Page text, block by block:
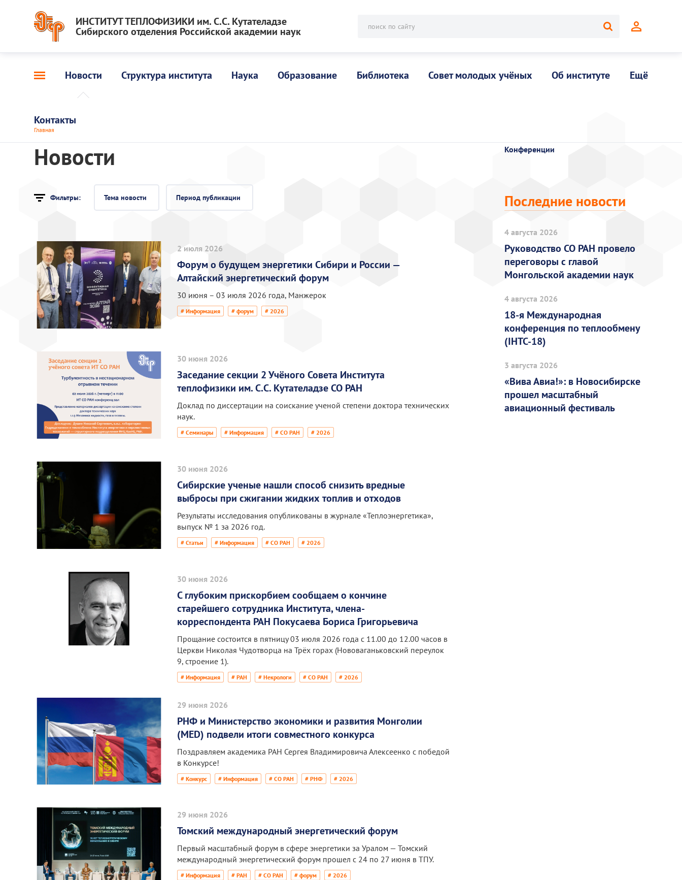
ИНСТИТУТ ТЕПЛОФИЗИКИ им. С.С. Кутателадзе
Сибирского отделения Российской академии наук поиск по сайту
Новости Структура института Наука Образование Библиотека Совет молодых учёных Об институте Ещё
Контакты
Главная
Новости
Фильтры: Тема новости Период публикации
2 июля 2026
Форум о будущем энергетики Сибири и России —
Алтайский энергетический форум
30 июня – 03 июля 2026 года, Манжерок
# Информация # форум # 2026
30 июня 2026
Заседание секции 2 Учёного Совета Института
теплофизики им. С.С. Кутателадзе СО РАН
Доклад по диссертации на соискание ученой степени доктора технических
наук.
# Семинары # Информация # СО РАН # 2026
30 июня 2026
Сибирские ученые нашли способ снизить вредные
выбросы при сжигании жидких топлив и отходов
Результаты исследования опубликованы в журнале «Теплоэнергетика»,
выпуск № 1 за 2026 год.
# Статьи # Информация # СО РАН # 2026
30 июня 2026
С глубоким прискорбием сообщаем о кончине
старейшего сотрудника Института, члена-
корреспондента РАН Покусаева Бориса Григорьевича
Прощание состоится в пятницу 03 июля 2026 года с 11.00 до 12.00 часов в
Церкви Николая Чудотворца на Трёх горах (Нововаганьковский переулок
9, строение 1).
# Информация # РАН # Некрологи # СО РАН # 2026
29 июня 2026
РНФ и Министерство экономики и развития Монголии
(MED) подвели итоги совместного конкурса
Поздравляем академика РАН Сергея Владимировича Алексеенко с победой
в Конкурсе!
# Конкурс # Информация # СО РАН # РНФ # 2026
29 июня 2026
Томский международный энергетический форум
Первый масштабный форум в сфере энергетики за Уралом — Томский
международный энергетический форум прошел с 24 по 27 июня в ТПУ.
# Информация # РАН # СО РАН # форум # 2026
Конференции
Последние новости
4 августа 2026
Руководство СО РАН провело
переговоры с главой
Монгольской академии наук
4 августа 2026
18-я Международная
конференция по теплообмену
(IHTC-18)
3 августа 2026
«Вива Авиа!»: в Новосибирске
прошел масштабный
авиационный фестиваль